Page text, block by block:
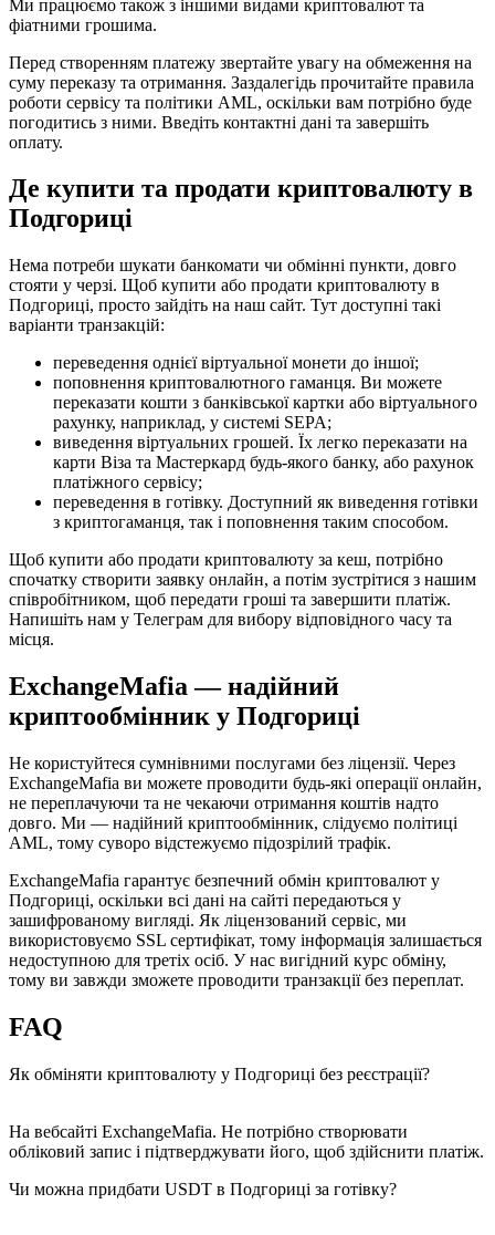
Ми працюємо також з іншими видами криптовалют та
фіатними грошима.
Перед створенням платежу звертайте увагу на обмеження на
суму переказу та отримання. Заздалегідь прочитайте правила
роботи сервісу та політики AML, оскільки вам потрібно буде
погодитись з ними. Введіть контактні дані та завершіть
оплату.
Де купити та продати криптовалюту в
Подгориці
Нема потреби шукати банкомати чи обмінні пункти, довго
стояти у черзі. Щоб купити або продати криптовалюту в
Подгориці, просто зайдіть на наш сайт. Тут доступні такі
варіанти транзакцій:
переведення однієї віртуальної монети до іншої;
поповнення криптовалютного гаманця. Ви можете
переказати кошти з банківської картки або віртуального
рахунку, наприклад, у системі SEPA;
виведення віртуальних грошей. Їх легко переказати на
карти Віза та Мастеркард будь-якого банку, або рахунок
платіжного сервісу;
переведення в готівку. Доступний як виведення готівки
з криптогаманця, так і поповнення таким способом.
Щоб купити або продати криптовалюту за кеш, потрібно
спочатку створити заявку онлайн, а потім зустрітися з нашим
співробітником, щоб передати гроші та завершити платіж.
Напишіть нам у Телеграм для вибору відповідного часу та
місця.
ExchangeMafia — надійний
криптообмінник у Подгориці
Не користуйтеся сумнівними послугами без ліцензії. Через
ExchangeMafia ви можете проводити будь-які операції онлайн,
не переплачуючи та не чекаючи отримання коштів надто
довго. Ми — надійний криптообмінник, слідуємо політиці
AML, тому суворо відстежуємо підозрілий трафік.
ExchangeMafia гарантує безпечний обмін криптовалют у
Подгориці, оскільки всі дані на сайті передаються у
зашифрованому вигляді. Як ліцензований сервіс, ми
використовуємо SSL сертифікат, тому інформація залишається
недоступною для третіх осіб. У нас вигідний курс обміну,
тому ви завжди зможете проводити транзакції без переплат.
FAQ
Як обміняти криптовалюту у Подгориці без реєстрації?
На вебсайті ExchangeMafia. Не потрібно створювати
обліковий запис і підтверджувати його, щоб здійснити платіж.
Чи можна придбати USDT в Подгориці за готівку?